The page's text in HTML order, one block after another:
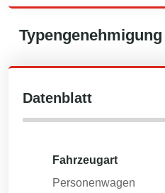
Typengenehmigung
Datenblatt
Fahrzeugart
Personenwagen